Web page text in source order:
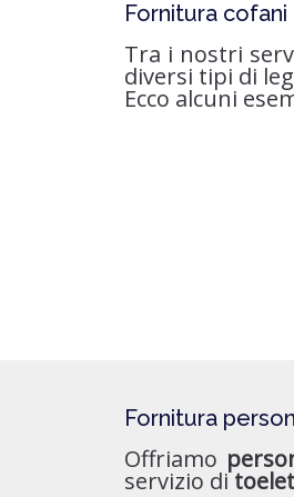
Fornitura
Tra i nostri
diversi tipi di
Ecco alcuni
Fornitura
Offriamo
servizio di